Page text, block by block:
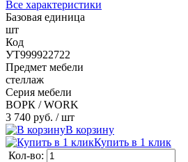
Все характеристики
Базовая единица
шт
Код
УТ999922722
Предмет мебели
стеллаж
Серия мебели
ВОРК / WORK
3 740 руб. / шт
В корзину
Купить в 1 клик
Кол-во: